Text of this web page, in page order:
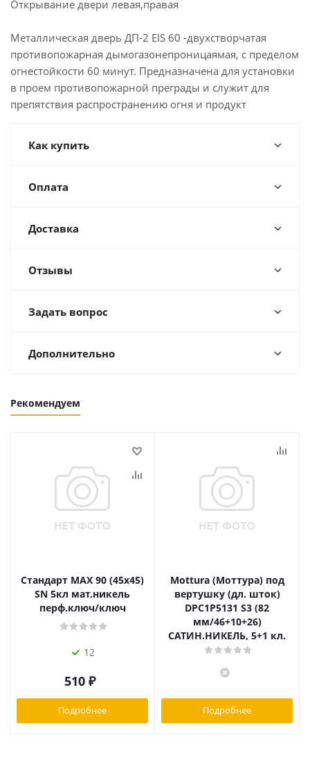
Открывание двери левая,правая
Металлическая дверь ДП-2 EIS 60 -двухстворчатая
противопожарная дымогазонепроницаямая, с пределом
огнестойкости 60 минут. Предназначена для установки
в проем противопожарной преграды и служит для
препятствия распространению огня и продукт
Как купить
Оплата
Доставка
Отзывы
Задать вопрос
Дополнительно
Рекомендуем
Стандарт MAX 90 (45х45)
SN 5кл мат.никель
перф.ключ/ключ
12
510 ₽
Подробнее
Mottura (Моттура) под
вертушку (дл. шток)
DPC1P5131 S3 (82
мм/46+10+26)
САТИН.НИКЕЛЬ, 5+1 кл.
Подробнее